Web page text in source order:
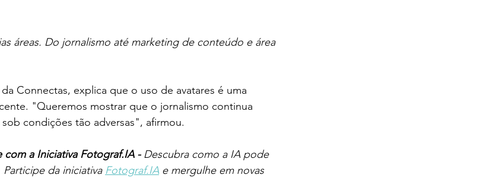
áreas. Do jornalismo até marketing de conteúdo e área
Connectas, explica que o uso de avatares é uma
"Queremos mostrar que o jornalismo continua
condições tão adversas", afirmou.
a Iniciativa Fotograf.IA - Descubra como a IA pode
da iniciativa Fotograf.IA e mergulhe em novas